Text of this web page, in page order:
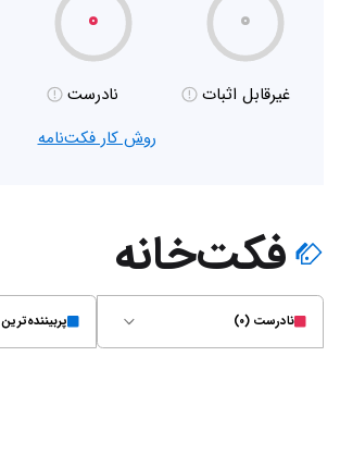
۰
غیر‌قابل اثبات
۰
نادرست
روش کار فکت‌نامه
فکت‌خانه
نادرست (۰) پربیننده‌ترین